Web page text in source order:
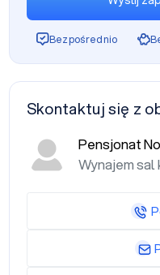
Bezpośrednio
Skontaktuj się z
Pensjonat
Wynajem